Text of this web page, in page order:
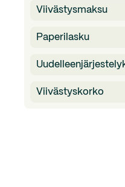
Viivästysmaksu
Paperilasku
Viivästyskorko